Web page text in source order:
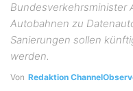
Bundesverkehrsminister
Autobahnen zu
Sanierungen sollen
werden.
Von Redaktion